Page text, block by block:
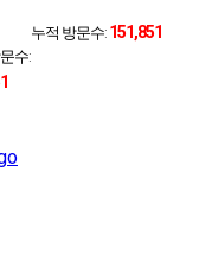
누적 방문수: 151,851
수: